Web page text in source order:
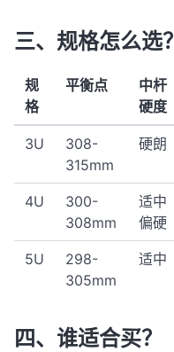
三、规格怎么选？
规
格
平衡点
中杆
硬度
3U
308-
315mm
硬朗
4U
300-
308mm
适中
偏硬
5U
298-
305mm
适中
四、谁适合买？